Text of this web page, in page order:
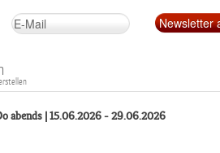
abends | 15.06.2026 - 29.06.2026